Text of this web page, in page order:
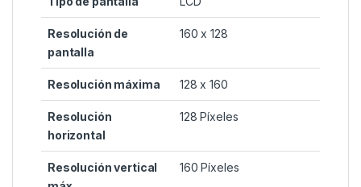
Resolución de
pantalla
‎160 x 128
Resolución máxima ‎128 x 160
Resolución
horizontal
‎128 Píxeles
Resolución vertical
‎160 Píxeles